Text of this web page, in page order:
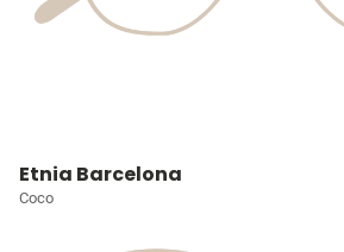
Etnia Barcelona
Coco